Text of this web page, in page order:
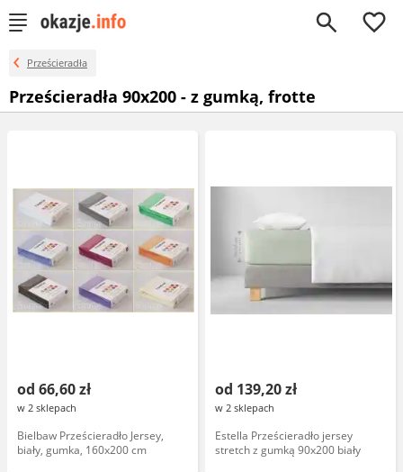
0
Prześcieradła
Prześcieradła 90x200 - z gumką, frotte
od 66,60 zł
w 2 sklepach
Bielbaw Prześcieradło Jersey,
biały, gumka, 160x200 cm
od 139,20 zł
w 2 sklepach
Estella Prześcieradło jersey
stretch z gumką 90x200 biały